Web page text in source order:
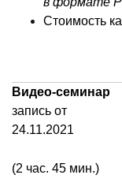
Стоимость
Видео-семинар
запись от
24.11.2021
(2 час. 45 мин.)